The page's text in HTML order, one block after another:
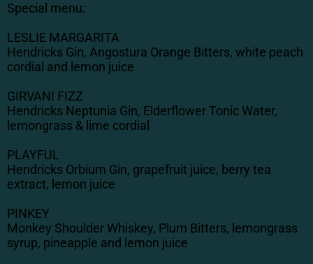
Special menu:
LESLIE MARGARITA
Hendricks Gin, Angostura Orange Bitters, white peach
cordial and lemon juice
GIRVANI FIZZ
Hendricks Neptunia Gin, Elderflower Tonic Water,
lemongrass & lime cordial
PLAYFUL
Hendricks Orbium Gin, grapefruit juice, berry tea
extract, lemon juice
PINKEY
Monkey Shoulder Whiskey, Plum Bitters, lemongrass
syrup, pineapple and lemon juice